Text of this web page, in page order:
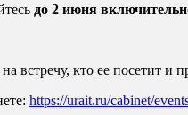
до 2 июня
встречу, кто ее посетит и
https://urait.ru/cabinet/